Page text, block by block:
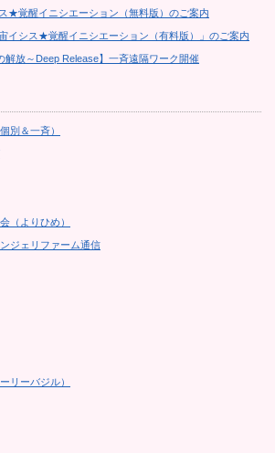
★覚醒イニシエーション（無料版）のご案内
イシス★覚醒イニシエーション（有料版）」のご案内
解放～Deep Release】一斉遠隔ワーク開催
別＆一斉）
（よりひめ）
ジェリファーム通信
リーバジル）